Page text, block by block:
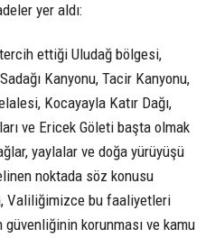
yer aldı:
ettiği Uludağ bölgesi,
Kanyonu, Tacir Kanyonu,
Kocayayla Katır Dağı,
ve Ericek Göleti başta olmak
yaylalar ve doğa yürüyüşü
noktada söz konusu
Valiliğimizce bu faaliyetleri
korunması ve kamu